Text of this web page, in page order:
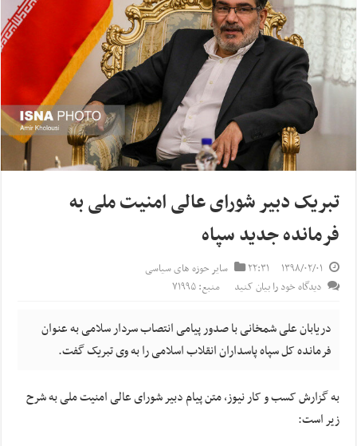
تبریک دبیر شورای عالی امنیت ملی به
فرمانده جدید سپاه
۱۳۹۸/۰۲/۰۱ ۲۲:۳۱
سایر حوزه های سیاسی
دیدگاه خود را بیان کنید
منبع: ۷۱۹۹۵
دریابان علی شمخانی با صدور پیامی انتصاب سردار سلامی به عنوان
فرمانده کل سپاه پاسداران انقلاب اسلامی را به وی تبریک گفت.
به گزارش کسب و کار نیوز، متن پیام دبیر شورای عالی امنیت ملی به شرح
زیر است: